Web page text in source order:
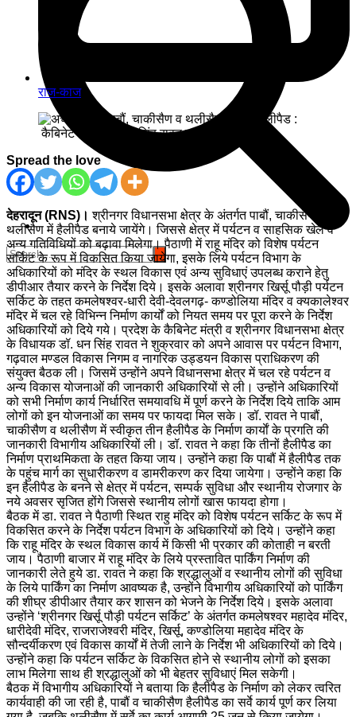
राज-काज
Spread the love
देहरादून (RNS)। श्रीनगर विधानसभा क्षेत्र के अंतर्गत पाबौं, चाकीसैण व
थलीसैण में हैलीपैड बनाये जायेंगे। जिससे क्षेत्र में पर्यटन व साहसिक खेल व
अन्य गतिविधियों को बढ़ावा मिलेगा। पैठाणी में राहू मंदिर को विशेष पर्यटन
सर्किट के रूप में विकसित किया जायेगा, इसके लिये पर्यटन विभाग के
अधिकारियों को मंदिर के स्थल विकास एवं अन्य सुविधाएं उपलब्ध कराने हेतु
डीपीआर तैयार करने के निर्देश दिये। इसके अलावा श्रीनगर खिर्सू पौड़ी पर्यटन
सर्किट के तहत कमलेषश्वर-धारी देवी-देवलगढ़- कण्डोलिया मंदिर व क्यकालेश्वर
मंदिर में चल रहे विभिन्न निर्माण कार्यों को नियत समय पर पूरा करने के निर्देश
अधिकारियों को दिये गये। प्रदेश के कैबिनेट मंत्री व श्रीनगर विधानसभा क्षेत्र
के विधायक डॉ. धन सिंह रावत ने शुक्रवार को अपने आवास पर पर्यटन विभाग,
गढ़वाल मण्डल विकास निगम व नागरिक उड्डयन विकास प्राधिकरण की
संयुक्त बैठक ली। जिसमें उन्होंने अपने विधानसभा क्षेत्र में चल रहे पर्यटन व
अन्य विकास योजनाओं की जानकारी अधिकारियों से ली। उन्होंने अधिकारियों
को सभी निर्माण कार्य निर्धारित समयावधि में पूर्ण करने के निर्देश दिये ताकि आम
लोगों को इन योजनाओं का समय पर फायदा मिल सके। डॉ. रावत ने पाबौं,
चाकीसैण व थलीसैण में स्वीकृत तीन हैलीपैड के निर्माण कार्याें के प्रगति की
जानकारी विभागीय अधिकारियों ली। डॉ. रावत ने कहा कि तीनों हैलीपैड का
निर्माण प्राथमिकता के तहत किया जाय। उन्होंने कहा कि पाबौं में हैलीपैड तक
के पहुंच मार्ग का सुधारीकरण व डामरीकरण कर दिया जायेगा। उन्होंने कहा कि
इन हैलीपैड के बनने से क्षेत्र में पर्यटन, सम्पर्क सुविधा और स्थानीय रोजगार के
नये अवसर सृजित होंगे जिससे स्थानीय लोगों खास फायदा होगा।
बैठक में डा. रावत ने पैठाणी स्थित राहु मंदिर को विशेष पर्यटन सर्किट के रूप में
विकसित करने के निर्देश पर्यटन विभाग के अधिकारियों को दिये। उन्होंने कहा
कि राहू मंदिर के स्थल विकास कार्य में किसी भी प्रकार की कोताही न बरती
जाय। पैठाणी बाजार में राहू मंदिर के लिये प्रस्तावित पार्किंग निर्माण की
जानकारी लेते हुये डा. रावत ने कहा कि श्रद्धालुओं व स्थानीय लोगों की सुविधा
के लिये पार्किंग का निर्माण आवष्यक है, उन्होंने विभागीय अधिकारियों को पार्किंग
की शीघ्र डीपीआर तैयार कर शासन को भेजने के निर्देश दिये। इसके अलावा
उन्होंने ‘श्रीनगर खिर्सू पौड़ी पर्यटन सर्किट’ के अंतर्गत कमलेषश्वर महादेव मंदिर,
धारीदेवी मंदिर, राजराजेश्वरी मंदिर, खिर्सू, कण्डोलिया महादेव मंदिर के
सौन्दर्यीकरण एवं विकास कार्यों में तेजी लाने के निर्देश भी अधिकारियों को दिये।
उन्होंने कहा कि पर्यटन सर्किट के विकसित होने से स्थानीय लोगों को इसका
लाभ मिलेगा साथ ही श्रद्धालुओं को भी बेहतर सुविधाएं मिल सकेगी।
बैठक में विभागीय अधिकारियों ने बताया कि हैलीपैड के निर्माण को लेकर त्वरित
कार्यवाही की जा रही है, पाबौं व चाकीसैण हैलीपैड का सर्वे कार्य पूर्ण कर लिया